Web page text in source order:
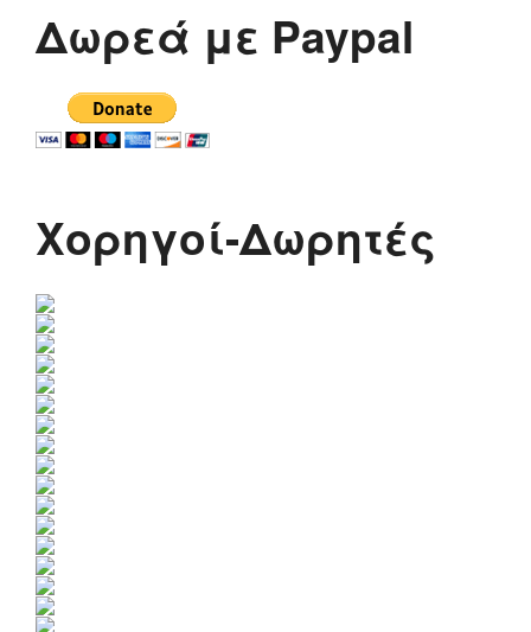
Δωρεά με Paypal
Χορηγοί-Δωρητές